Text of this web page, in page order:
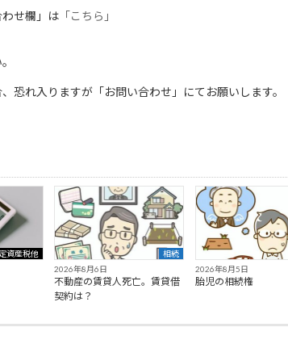
せ欄」は 「こちら」
恐れ入りますが「お問い合わせ」にてお願いします。
資産税他
相続
2026年8月6日
不動産の賃貸人死亡。賃貸借
契約は？
2026年8月5日
胎児の相続権